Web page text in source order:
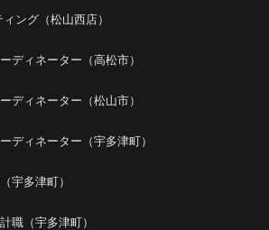
ング（松山西店）
ディネーター（高松市）
ディネーター（松山市）
ディネーター（宇多津町）
宇多津町）
職（宇多津町）